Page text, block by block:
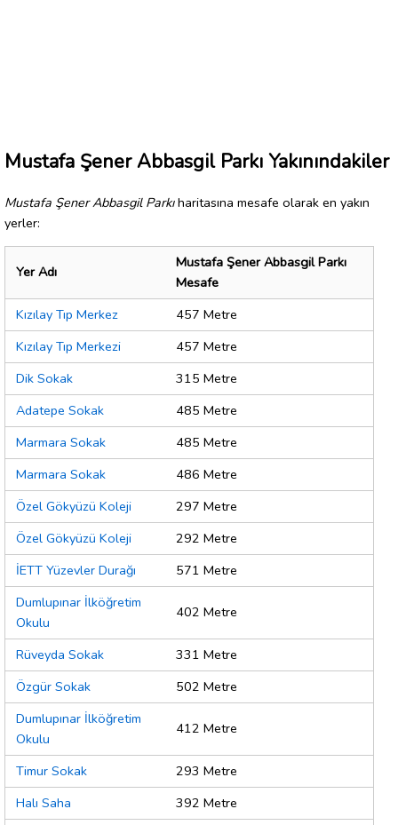
Mustafa Şener Abbasgil Parkı Yakınındakiler
Mustafa Şener Abbasgil Parkıharitasına mesafe olarak en yakın
yerler:
Yer Adı
Mustafa Şener Abbasgil Parkı
Mesafe
Kızılay Tıp Merkez
457 Metre
Kızılay Tıp Merkezi
457 Metre
Dik Sokak
315 Metre
Adatepe Sokak
485 Metre
Marmara Sokak
485 Metre
Marmara Sokak
486 Metre
Özel Gökyüzü Koleji
297 Metre
Özel Gökyüzü Koleji
292 Metre
İETT Yüzevler Durağı
571 Metre
Dumlupınar İlköğretim
Okulu
402 Metre
Rüveyda Sokak
331 Metre
Özgür Sokak
502 Metre
Dumlupınar İlköğretim
Okulu
412 Metre
Timur Sokak
293 Metre
Halı Saha
392 Metre